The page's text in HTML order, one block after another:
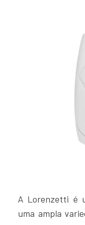
A Lorenzetti é
uma ampla